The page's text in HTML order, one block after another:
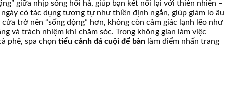
giữa nhịp sống hối hả, giúp bạn kết nối lại với thiên nhiên –
có tác dụng tương tự như thiền định ngắn, giúp giảm lo âu
trở nên “sống động” hơn, không còn cảm giác lạnh lẽo như
và trách nhiệm khi chăm sóc. Trong không gian làm việc
phê, spa chọn tiểu cảnh đá cuội để bàn làm điểm nhấn trang